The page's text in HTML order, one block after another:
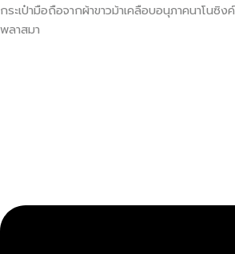
กระเป๋ามือถือจากผ้าขาวม้าเคลือบอนุภาคนาโนซิ
พลาสมา